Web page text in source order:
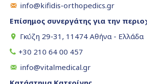
info@kifidis-orthopedics.gr
Επίσημος συνεργάτης για την
Γκύζη 29-31, 11474 Αθήνα - Ελλάδα
+30 210 64 00 457
info@vitalmedical.gr